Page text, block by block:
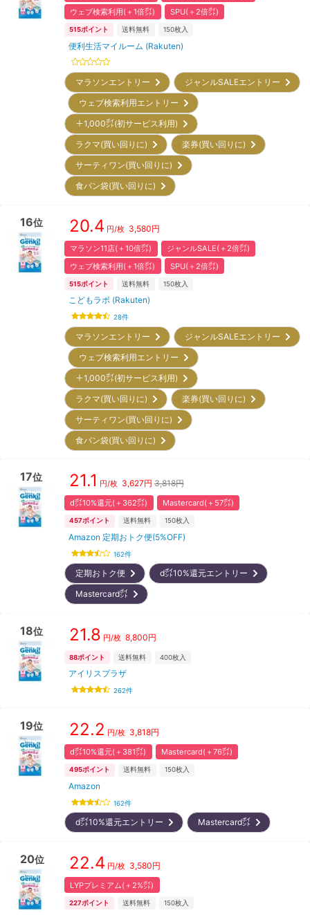
ウェブ検索利用(＋1倍㌽)
SPU(＋2倍㌽)
515ポイント 送料無料 150枚入
便利生活マイルーム (Rakuten)
マラソンエントリー
ジャンルSALEエントリー
ウェブ検索利用エントリー
＋1,000㌽(初サービス利用)
ラクマ(買い回りに)
楽券(買い回りに)
サーティワン(買い回りに)
食パン袋(買い回りに)
16位 20.4 円/枚 3,580円
マラソン11店(＋10倍㌽)
ジャンルSALE(＋2倍㌽)
ウェブ検索利用(＋1倍㌽)
SPU(＋2倍㌽)
515ポイント 送料無料 150枚入
こどもラボ (Rakuten)
28件
マラソンエントリー
ジャンルSALEエントリー
ウェブ検索利用エントリー
＋1,000㌽(初サービス利用)
ラクマ(買い回りに)
楽券(買い回りに)
サーティワン(買い回りに)
食パン袋(買い回りに)
17位 21.1 円/枚 3,627円 3,818円
d㌽10%還元(＋362㌽) Mastercard(＋57㌽)
457ポイント 送料無料 150枚入
Amazon 定期おトク便(5%OFF)
162件
定期おトク便
d㌽10%還元エントリー
Mastercard㌽
18位 21.8 円/枚 8,800円
88ポイント 送料無料 400枚入
アイリスプラザ
262件
19位 22.2 円/枚 3,818円
d㌽10%還元(＋381㌽) Mastercard(＋76㌽)
495ポイント 送料無料 150枚入
Amazon
162件
d㌽10%還元エントリー Mastercard㌽
20位 22.4 円/枚 3,580円
LYPプレミアム(＋2%㌽)
227ポイント 送料無料 150枚入